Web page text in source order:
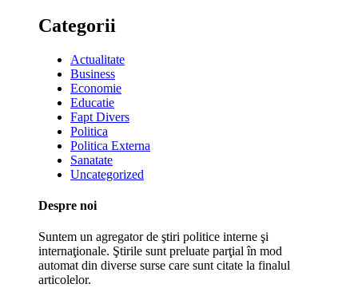
Categorii
Actualitate
Business
Economie
Educatie
Fapt Divers
Politica
Politica Externa
Sanatate
Uncategorized
Despre noi
Suntem un agregator de ştiri politice interne şi
internaţionale. Ştirile sunt preluate parţial în mod
automat din diverse surse care sunt citate la finalul
articolelor.